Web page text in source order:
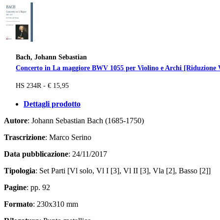
Bach, Johann Sebastian
Concerto in La maggiore BWV 1055 per Violino e Archi [Riduzione
HS 234R - € 15,95
Dettagli prodotto
Autore: Johann Sebastian Bach (1685-1750)
Trascrizione: Marco Serino
Data pubblicazione: 24/11/2017
Tipologia: Set Parti [Vl solo, Vl I [3], Vl II [3], Vla [2], Basso [2]]
Pagine: pp. 92
Formato: 230x310 mm